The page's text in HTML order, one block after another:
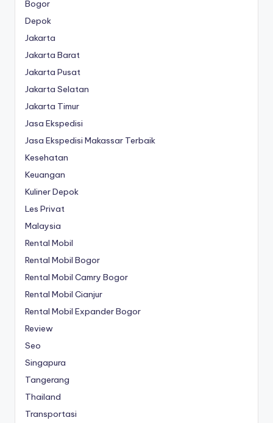
Bogor
Depok
Jakarta
Jakarta Barat
Jakarta Pusat
Jakarta Selatan
Jakarta Timur
Jasa Ekspedisi
Jasa Ekspedisi Makassar Terbaik
Kesehatan
Keuangan
Kuliner Depok
Les Privat
Malaysia
Rental Mobil
Rental Mobil Bogor
Rental Mobil Camry Bogor
Rental Mobil Cianjur
Rental Mobil Expander Bogor
Review
Seo
Singapura
Tangerang
Thailand
Transportasi